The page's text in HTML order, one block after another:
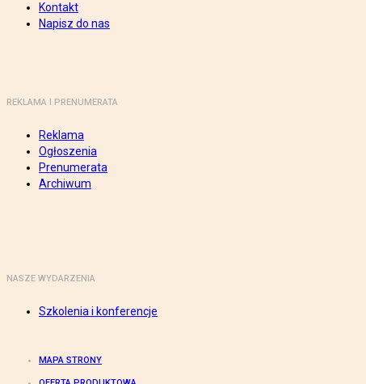
Kontakt
Napisz do nas
REKLAMA I PRENUMERATA
Reklama
Ogłoszenia
Prenumerata
Archiwum
NASZE WYDARZENIA
Szkolenia i konferencje
MAPA STRONY